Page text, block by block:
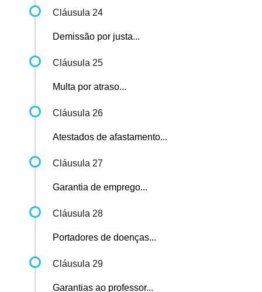
Cláusula 24
Demissão por justa...
Cláusula 25
Multa por atraso...
Cláusula 26
Atestados de afastamento...
Cláusula 27
Garantia de emprego...
Cláusula 28
Portadores de doenças...
Cláusula 29
Garantias ao professor...